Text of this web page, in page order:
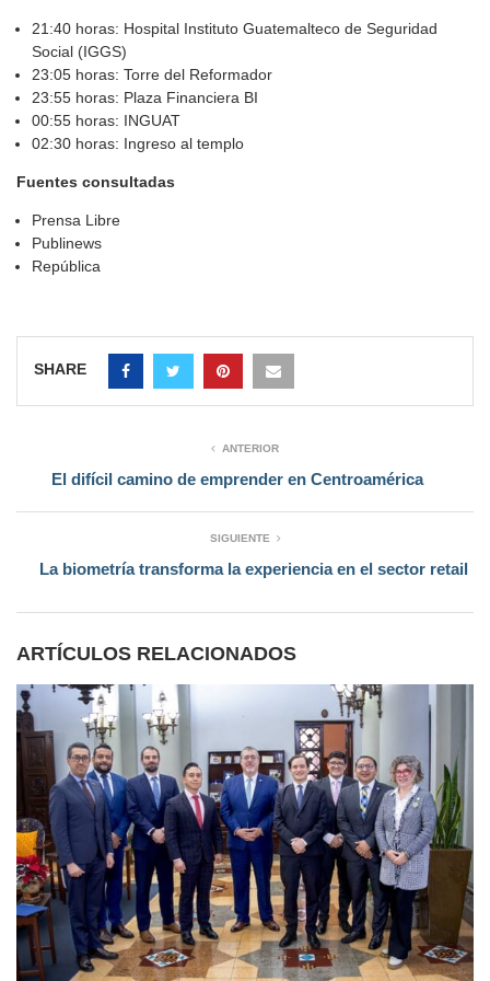
21:40 horas: Hospital Instituto Guatemalteco de Seguridad
Social (IGGS)
23:05 horas: Torre del Reformador
23:55 horas: Plaza Financiera BI
00:55 horas: INGUAT
02:30 horas: Ingreso al templo
Fuentes consultadas
Prensa Libre
Publinews
República
SHARE
ANTERIOR
El difícil camino de emprender en Centroamérica
SIGUIENTE
La biometría transforma la experiencia en el sector retail
ARTÍCULOS RELACIONADOS